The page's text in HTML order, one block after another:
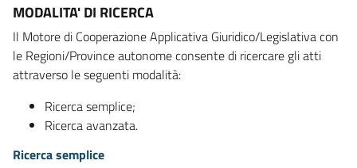
MODALITA' DI RICERCA
Il Motore di Cooperazione Applicativa Giuridico/Legislativa con
le Regioni/Province autonome consente di ricercare gli atti
attraverso le seguenti modalità:
Ricerca semplice;
Ricerca avanzata.
Ricerca semplice